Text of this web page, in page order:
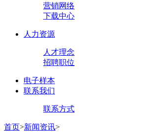
营销网络
下载中心
人力资源
人才理念
招聘职位
电子样本
联系我们
联系方式
首页>新闻资讯>